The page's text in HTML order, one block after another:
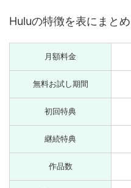
Huluの特徴を表にまとめ
月額料金
無料お試し期間
初回特典
継続特典
作品数